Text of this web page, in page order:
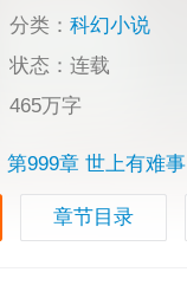
分类：科幻小说
状态：连载
465万字
第999章 世上有难事
章节目录